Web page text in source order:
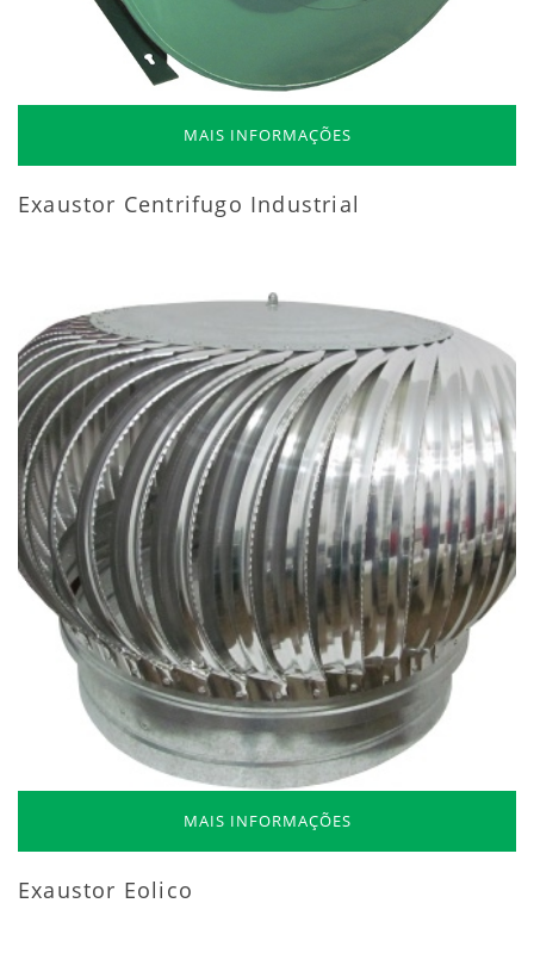
MAIS INFORMAÇÕES
Exaustor Centrifugo Industrial
MAIS INFORMAÇÕES
Exaustor Eolico